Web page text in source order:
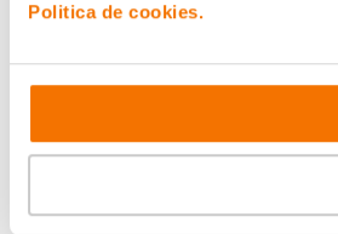
Politica de cookies.
Alatura-te
ghiduri foto-video si
pentru tine.